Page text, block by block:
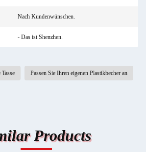
Nach Kundenwünschen.
- Das ist Shenzhen.
Passen Sie Ihren eigenen Plastikbecher an
Products